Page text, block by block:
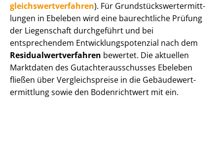
gleichs­wert­ver­fah­ren). Für Grund­stücks­wert­ermitt­
lun­gen in Ebeleben wird eine baurechtliche Prüfung
der Liegenschaft durchgeführt und bei
entsprechendem Ent­wick­lungs­po­ten­zi­al nach dem
Re­si­du­al­wert­ver­fah­ren bewertet. Die aktuellen
Marktdaten des Gut­ach­ter­aus­schus­ses Ebeleben
fließen über Ver­gleichs­prei­se in die Ge­bäu­de­wert­
ermitt­lung sowie den Bodenrichtwert mit ein.